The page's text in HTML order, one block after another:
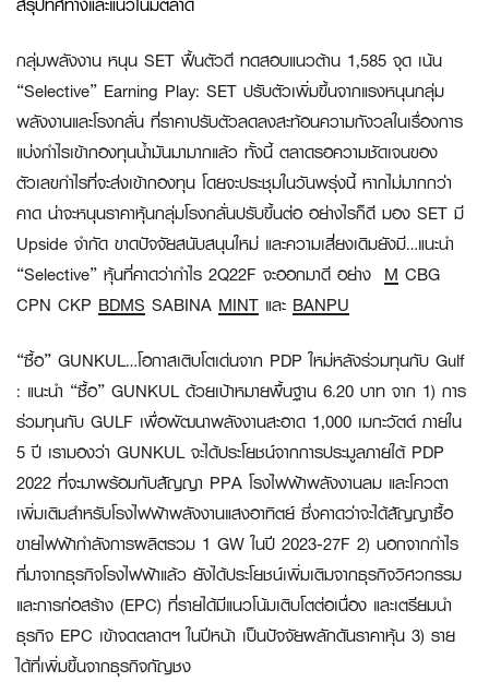
กลุ่มพลังงาน หนุน SET ฟื้นตัวดี ทดสอบแนวต้าน 1,585 จุด เน้น
“Selective” Earning Play: SET ปรับตัวเพิ่มขึ้นจากแรงหนุนกลุ่ม
พลังงานและโรงกลั่น ที่ราคาปรับตัวลดลงสะท้อนความกังวลในเรื่องการ
แบ่งกำไรเข้ากองทุนน้ำมันมามากแล้ว ทั้งนี้ ตลาดรอความชัดเจนของ
ตัวเลขกำไรที่จะส่งเข้ากองทุน โดยจะประชุมในวันพรุ่งนี้ หากไม่มากกว่า
คาด น่าจะหนุนราคาหุ้นกลุ่มโรงกลั่นปรับขึ้นต่อ อย่างไรก็ดี มอง SET มี
Upside จำกัด ขาดปัจจัยสนับสนุนใหม่ และความเสี่ยงเดิมยังมี…แนะนำ
“Selective” หุ้นที่คาดว่ากำไร 2Q22F จะออกมาดี อย่าง M CBG
CPN CKP BDMS SABINA MINT และ BANPU
“ซื้อ” GUNKUL…โอกาสเติบโตเด่นจาก PDP ใหม่หลังร่วมทุนกับ Gulf
: แนะนำ “ซื้อ” GUNKUL ด้วยเป้าหมายพื้นฐาน 6.20 บาท จาก 1) การ
ร่วมทุนกับ GULF เพื่อพัฒนาพลังงานสะอาด 1,000 เมกะวัตต์ ภายใน
5 ปี เรามองว่า GUNKUL จะได้ประโยชน์จากการประมูลภายใต้ PDP
2022 ที่จะมาพร้อมกับสัญญา PPA โรงไฟฟ้าพลังงานลม และโควตา
เพิ่มเติมสำหรับโรงไฟฟ้าพลังงานแสงอาทิตย์ ซึ่งคาดว่าจะได้สัญญาซื้อ
ขายไฟฟ้ากำลังการผลิตรวม 1 GW ในปี 2023-27F 2) นอกจากกำไร
ที่มาจากธุรกิจโรงไฟฟ้าแล้ว ยังได้ประโยชน์เพิ่มเติมจากธุรกิจวิศวกรรม
และการก่อสร้าง (EPC) ที่รายได้มีแนวโน้มเติบโตต่อเนื่อง และเตรียมนำ
ธุรกิจ EPC เข้าจดตลาดฯ ในปีหน้า เป็นปัจจัยผลักดันราคาหุ้น 3) ราย
ได้ที่เพิ่มขึ้นจากธุรกิจกัญชง